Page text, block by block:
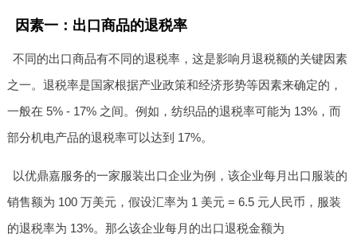
因素一：出口商品的退税率
不同的出口商品有不同的退税率，这是影响月退税额的关键因素
之一。退税率是国家根据产业政策和经济形势等因素来确定的，
一般在 5% - 17% 之间。例如，纺织品的退税率可能为 13%，而
部分机电产品的退税率可以达到 17%。
以优鼎嘉服务的一家服装出口企业为例，该企业每月出口服装的
销售额为 100 万美元，假设汇率为 1 美元 = 6.5 元人民币，服装
的退税率为 13%。那么该企业每月的出口退税金额为